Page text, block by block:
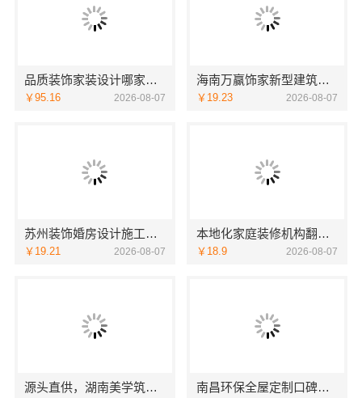
品质装饰家装设计哪家好？佛山市雅居美家装饰源头直供品质优
￥95.16 2026-08-07
海南万赢饰家新型建筑材料有限公：刚需简约装修工期提速
￥19.23 2026-08-07
苏州装饰婚房设计施工一体化，苏州兔哥哥智装新材料有限公司专业打造
￥19.21 2026-08-07
本地化家庭装修机构翻新，嘉兴绿色之家建材科技有限公司
￥18.9 2026-08-07
源头直供，湖南美学筑家建材有限公司别墅装修精选 南昌环保全屋定制口碑，江西尚宅尚品新型环保材料有限公司